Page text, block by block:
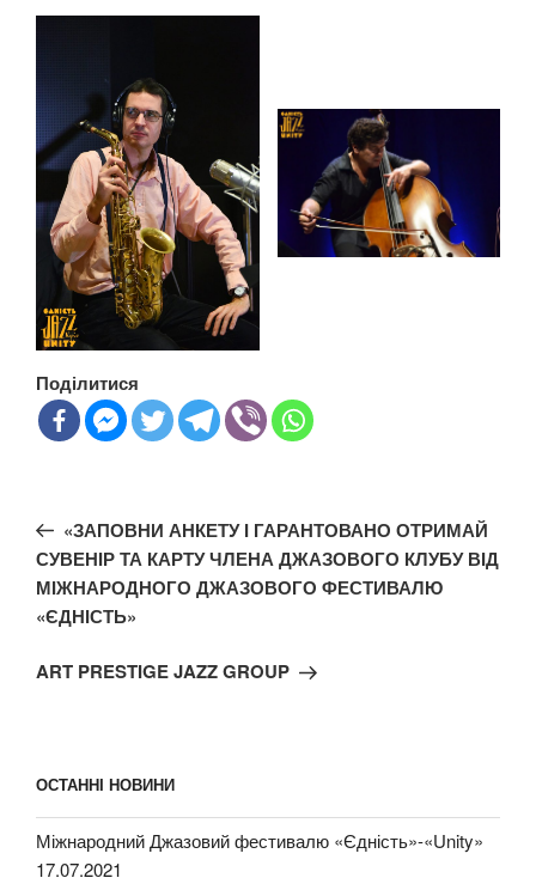
Поділитися
записів
Попередній
запис:
«ЗАПОВНИ АНКЕТУ І ГАРАНТОВАНО ОТРИМАЙ
СУВЕНІР ТА КАРТУ ЧЛЕНА ДЖАЗОВОГО КЛУБУ ВІД
МІЖНАРОДНОГО ДЖАЗОВОГО ФЕСТИВАЛЮ
«ЄДНІСТЬ»
Наступний
ART PRESTIGE JAZZ GROUP
ОСТАННІ НОВИНИ
Міжнародний Джазовий фестивалю «Єдність»-«Unity»
17.07.2021